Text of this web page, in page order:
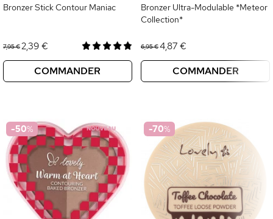
Bronzer Stick Contour Maniac
7,95 €2,39 €
COMMANDER
Bronzer Ultra-Modulable *Meteor
Collection*
6,95 €4,87 €
COMMANDER
-50% -70%